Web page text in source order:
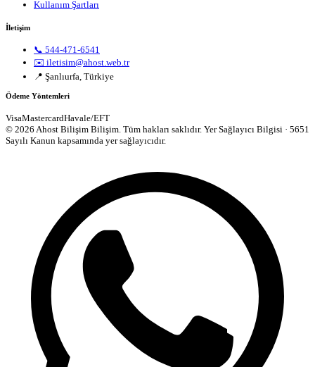
Kullanım Şartları
İletişim
📞 544-471-6541
✉️ iletisim@ahost.web.tr
📍 Şanlıurfa, Türkiye
Ödeme Yöntemleri
VisaMastercardHavale/EFT
© 2026 Ahost Bilişim Bilişim. Tüm hakları saklıdır. Yer Sağlayıcı Bilgisi · 5651
Sayılı Kanun kapsamında yer sağlayıcıdır.